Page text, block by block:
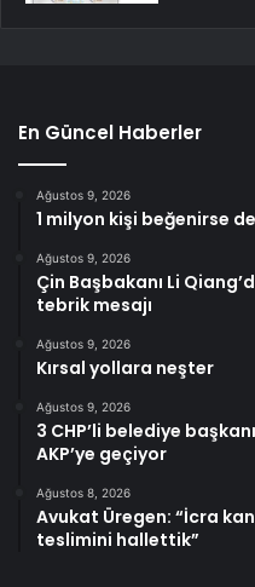
En Güncel Haberler
Ağustos 9, 2026
1 milyon kişi beğenirse
Ağustos 9, 2026
Çin Başbakanı Li
tebrik mesajı
Ağustos 9, 2026
Kırsal yollara neşter
Ağustos 9, 2026
3 CHP’li belediye
AKP’ye geçiyor
Ağustos 8, 2026
Avukat Üregen: “İcra
teslimini hallettik”